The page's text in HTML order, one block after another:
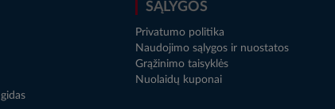
SĄLYGOS
Privatumo politika
Naudojimo sąlygos ir nuostatos
Grąžinimo taisyklės
Nuolaidų kuponai